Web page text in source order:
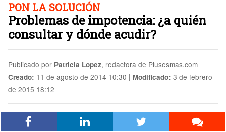
PON LA SOLUCIÓN
Problemas de impotencia: ¿a quién
consultar y dónde acudir?
Publicado por Patricia Lopez, redactora de Plusesmas.com
Creado: 11 de agosto de 2014 10:30 | Modificado: 3 de febrero
de 2015 18:12